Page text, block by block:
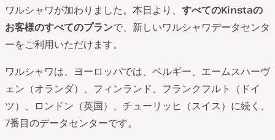
ワルシャワが加わりました。本日より、 すべてのKinstaの
お客様のすべてのプランで、新しいワルシャワデータセンタ
ーをご利用いただけます。
ワルシャワは、ヨーロッパでは、ベルギー、エームスハーヴ
ェン（オランダ）、フィンランド、フランクフルト（ドイ
ツ）、ロンドン（英国）、チューリッヒ（スイス）に続く、
7番目のデータセンターです。